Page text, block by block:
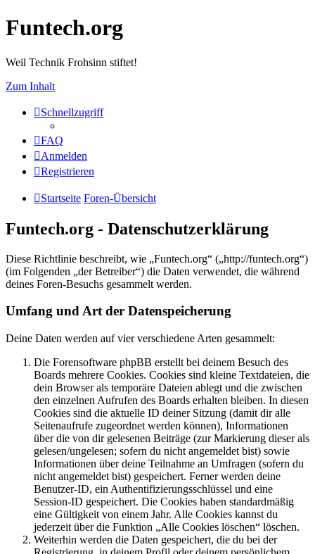
Funtech.org
Weil Technik Frohsinn stiftet!
Zum Inhalt
Schnellzugriff
FAQ
Anmelden
Registrieren
Startseite Foren-Übersicht
Funtech.org - Datenschutzerklärung
Diese Richtlinie beschreibt, wie „Funtech.org“ („http://funtech.org“)
(im Folgenden „der Betreiber“) die Daten verwendet, die während
deines Foren-Besuchs gesammelt werden.
Umfang und Art der Datenspeicherung
Deine Daten werden auf vier verschiedene Arten gesammelt:
Die Forensoftware phpBB erstellt bei deinem Besuch des
Boards mehrere Cookies. Cookies sind kleine Textdateien, die
dein Browser als temporäre Dateien ablegt und die zwischen
den einzelnen Aufrufen des Boards erhalten bleiben. In diesen
Cookies sind die aktuelle ID deiner Sitzung (damit dir alle
Seitenaufrufe zugeordnet werden können), Informationen
über die von dir gelesenen Beiträge (zur Markierung dieser als
gelesen/ungelesen; sofern du nicht angemeldet bist) sowie
Informationen über deine Teilnahme an Umfragen (sofern du
nicht angemeldet bist) gespeichert. Ferner werden deine
Benutzer-ID, ein Authentifizierungsschlüssel und eine
Session-ID gespeichert. Die Cookies haben standardmäßig
eine Gültigkeit von einem Jahr. Alle Cookies kannst du
jederzeit über die Funktion „Alle Cookies löschen“ löschen.
Weiterhin werden die Daten gespeichert, die du bei der